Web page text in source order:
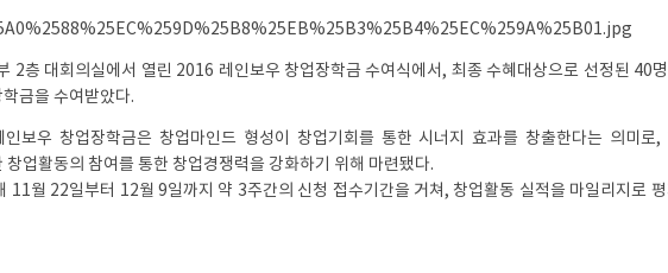
2층 대회의실에서 열린 2016 레인보우 창업장학금 수여식에서, 최종 수혜대상으로 선정된 40
금을 수여받았다.
인보우 창업장학금은 창업마인드 형성이 창업기회를 통한 시너지 효과를 창출한다는 의미로,
창업활동의 참여를 통한 창업경쟁력을 강화하기 위해 마련됐다.
11월 22일부터 12월 9일까지 약 3주간의 신청 접수기간을 거쳐, 창업활동 실적을 마일리지로